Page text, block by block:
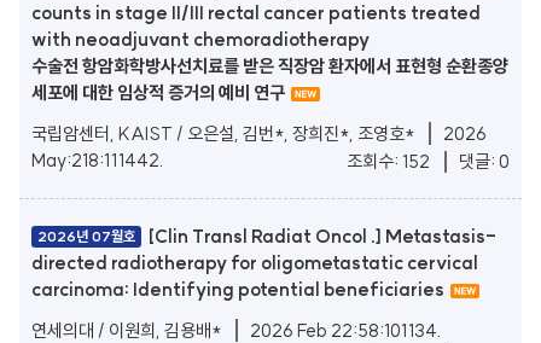
counts in stage II/III rectal cancer patients treated
with neoadjuvant chemoradiotherapy
수술전 항암화학방사선치료를 받은 직장암 환자에서 표현형 순환종양
세포에 대한 임상적 증거의 예비 연구
국립암센터, KAIST / 오은설, 김번*, 장희진*, 조영호*
2026
May:218:111442.
댓글: 0
조회수: 152
2026년 07월호
[Clin Transl Radiat Oncol .] Metastasis-
directed radiotherapy for oligometastatic cervical
carcinoma: Identifying potential beneficiaries
연세의대 / 이원희, 김용배*
2026 Feb 22:58:101134.